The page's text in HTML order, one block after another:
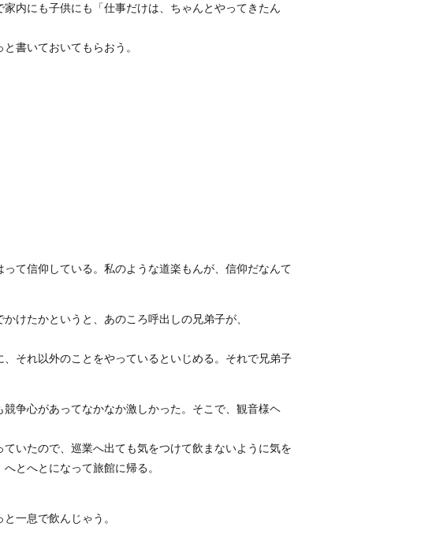
内にも子供にも「仕事だけは、ちゃんとやってきたん
書いておいてもらおう。
て信仰している。私のような道楽もんが、信仰だなんて
けたかというと、あのころ呼出しの兄弟子が、
それ以外のことをやっているといじめる。それで兄弟子
争心があってなかなか激しかった。そこで、観音様ヘ
いたので、巡業へ出ても気をつけて飲まないように気を
とへとになって旅館に帰る。
一息で飲んじゃう。